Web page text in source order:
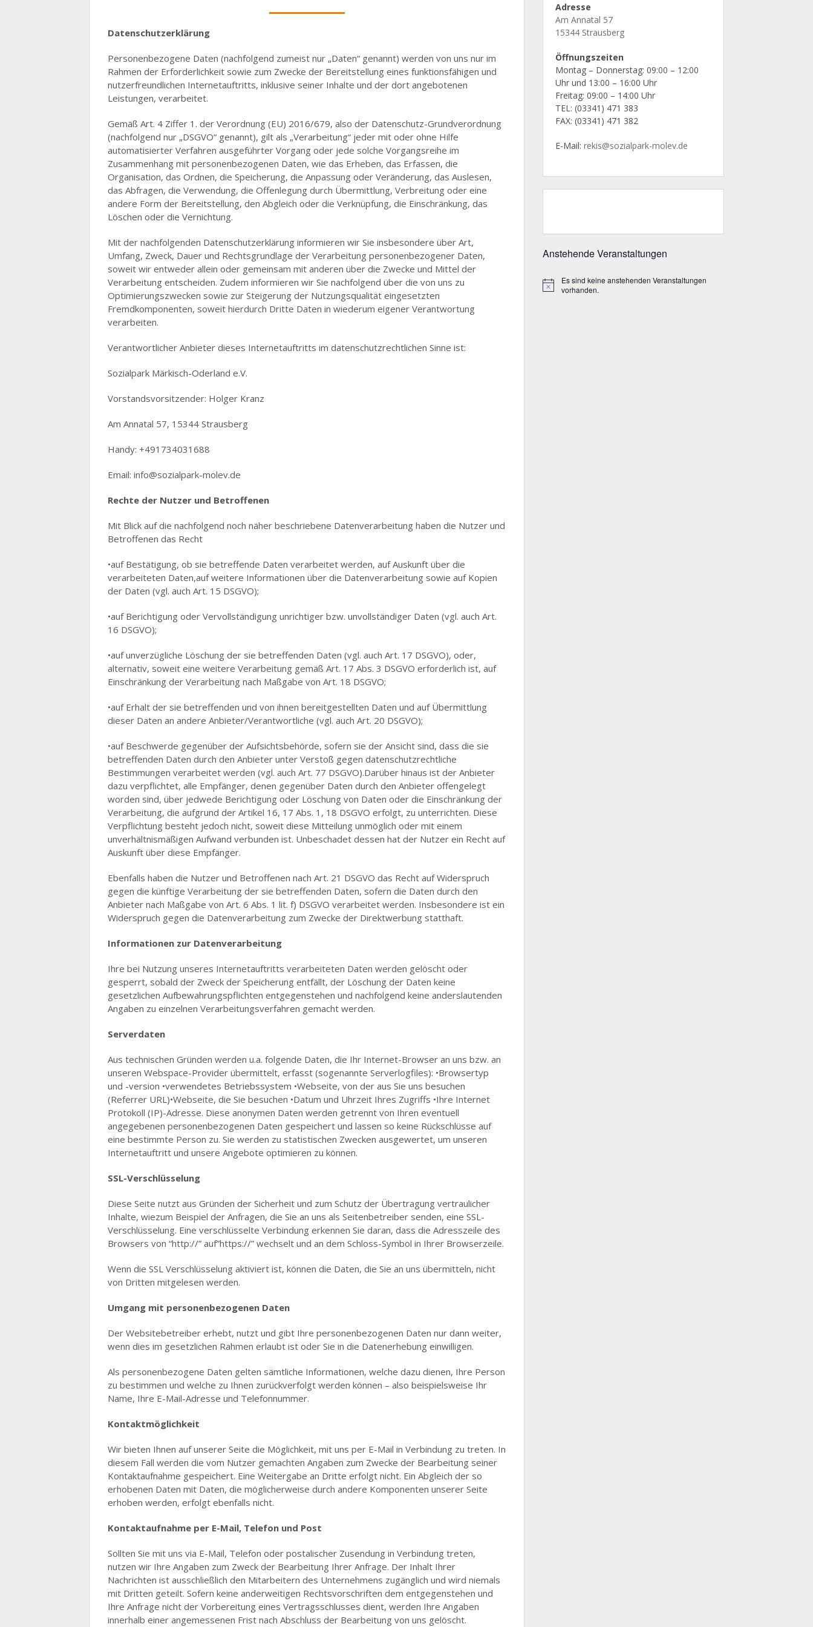
Datenschutzerklärung
Personenbezogene Daten (nachfolgend zumeist nur „Daten“ genannt) werden von uns nur im
Rahmen der Erforderlichkeit sowie zum Zwecke der Bereitstellung eines funktionsfähigen und
nutzerfreundlichen Internetauftritts, inklusive seiner Inhalte und der dort angebotenen
Leistungen, verarbeitet.
Gemäß Art. 4 Ziffer 1. der Verordnung (EU) 2016/679, also der Datenschutz-Grundverordnung
(nachfolgend nur „DSGVO“ genannt), gilt als „Verarbeitung“ jeder mit oder ohne Hilfe
automatisierter Verfahren ausgeführter Vorgang oder jede solche Vorgangsreihe im
Zusammenhang mit personenbezogenen Daten, wie das Erheben, das Erfassen, die
Organisation, das Ordnen, die Speicherung, die Anpassung oder Veränderung, das Auslesen,
das Abfragen, die Verwendung, die Offenlegung durch Übermittlung, Verbreitung oder eine
andere Form der Bereitstellung, den Abgleich oder die Verknüpfung, die Einschränkung, das
Löschen oder die Vernichtung.
Mit der nachfolgenden Datenschutzerklärung informieren wir Sie insbesondere über Art,
Umfang, Zweck, Dauer und Rechtsgrundlage der Verarbeitung personenbezogener Daten,
soweit wir entweder allein oder gemeinsam mit anderen über die Zwecke und Mittel der
Verarbeitung entscheiden. Zudem informieren wir Sie nachfolgend über die von uns zu
Optimierungszwecken sowie zur Steigerung der Nutzungsqualität eingesetzten
Fremdkomponenten, soweit hierdurch Dritte Daten in wiederum eigener Verantwortung
verarbeiten.
Verantwortlicher Anbieter dieses Internetauftritts im datenschutzrechtlichen Sinne ist:
Sozialpark Märkisch-Oderland e.V.
Vorstandsvorsitzender: Holger Kranz
Am Annatal 57, 15344 Strausberg
Handy: +491734031688
Email: info@sozialpark-molev.de
Rechte der Nutzer und Betroffenen
Mit Blick auf die nachfolgend noch näher beschriebene Datenverarbeitung haben die Nutzer und
Betroffenen das Recht
•auf Bestätigung, ob sie betreffende Daten verarbeitet werden, auf Auskunft über die
verarbeiteten Daten,auf weitere Informationen über die Datenverarbeitung sowie auf Kopien
der Daten (vgl. auch Art. 15 DSGVO);
•auf Berichtigung oder Vervollständigung unrichtiger bzw. unvollständiger Daten (vgl. auch Art.
16 DSGVO);
•auf unverzügliche Löschung der sie betreffenden Daten (vgl. auch Art. 17 DSGVO), oder,
alternativ, soweit eine weitere Verarbeitung gemäß Art. 17 Abs. 3 DSGVO erforderlich ist, auf
Einschränkung der Verarbeitung nach Maßgabe von Art. 18 DSGVO;
•auf Erhalt der sie betreffenden und von ihnen bereitgestellten Daten und auf Übermittlung
dieser Daten an andere Anbieter/Verantwortliche (vgl. auch Art. 20 DSGVO);
•auf Beschwerde gegenüber der Aufsichtsbehörde, sofern sie der Ansicht sind, dass die sie
betreffenden Daten durch den Anbieter unter Verstoß gegen datenschutzrechtliche
Bestimmungen verarbeitet werden (vgl. auch Art. 77 DSGVO).Darüber hinaus ist der Anbieter
dazu verpflichtet, alle Empfänger, denen gegenüber Daten durch den Anbieter offengelegt
worden sind, über jedwede Berichtigung oder Löschung von Daten oder die Einschränkung der
Verarbeitung, die aufgrund der Artikel 16, 17 Abs. 1, 18 DSGVO erfolgt, zu unterrichten. Diese
Verpflichtung besteht jedoch nicht, soweit diese Mitteilung unmöglich oder mit einem
unverhältnismäßigen Aufwand verbunden ist. Unbeschadet dessen hat der Nutzer ein Recht auf
Auskunft über diese Empfänger.
Ebenfalls haben die Nutzer und Betroffenen nach Art. 21 DSGVO das Recht auf Widerspruch
gegen die künftige Verarbeitung der sie betreffenden Daten, sofern die Daten durch den
Anbieter nach Maßgabe von Art. 6 Abs. 1 lit. f) DSGVO verarbeitet werden. Insbesondere ist ein
Widerspruch gegen die Datenverarbeitung zum Zwecke der Direktwerbung statthaft.
Informationen zur Datenverarbeitung
Ihre bei Nutzung unseres Internetauftritts verarbeiteten Daten werden gelöscht oder
gesperrt, sobald der Zweck der Speicherung entfällt, der Löschung der Daten keine
gesetzlichen Aufbewahrungspflichten entgegenstehen und nachfolgend keine anderslautenden
Angaben zu einzelnen Verarbeitungsverfahren gemacht werden.
Serverdaten
Aus technischen Gründen werden u.a. folgende Daten, die Ihr Internet-Browser an uns bzw. an
unseren Webspace-Provider übermittelt, erfasst (sogenannte Serverlogfiles): •Browsertyp
und -version •verwendetes Betriebssystem •Webseite, von der aus Sie uns besuchen
(Referrer URL)•Webseite, die Sie besuchen •Datum und Uhrzeit Ihres Zugriffs •Ihre Internet
Protokoll (IP)-Adresse. Diese anonymen Daten werden getrennt von Ihren eventuell
angegebenen personenbezogenen Daten gespeichert und lassen so keine Rückschlüsse auf
eine bestimmte Person zu. Sie werden zu statistischen Zwecken ausgewertet, um unseren
Internetauftritt und unsere Angebote optimieren zu können.
SSL-Verschlüsselung
Diese Seite nutzt aus Gründen der Sicherheit und zum Schutz der Übertragung vertraulicher
Inhalte, wiezum Beispiel der Anfragen, die Sie an uns als Seitenbetreiber senden, eine SSL-
Verschlüsselung. Eine verschlüsselte Verbindung erkennen Sie daran, dass die Adresszeile des
Browsers von “http://” auf”https://” wechselt und an dem Schloss-Symbol in Ihrer Browserzeile.
Wenn die SSL Verschlüsselung aktiviert ist, können die Daten, die Sie an uns übermitteln, nicht
von Dritten mitgelesen werden.
Umgang mit personenbezogenen Daten
Der Websitebetreiber erhebt, nutzt und gibt Ihre personenbezogenen Daten nur dann weiter,
wenn dies im gesetzlichen Rahmen erlaubt ist oder Sie in die Datenerhebung einwilligen.
Als personenbezogene Daten gelten sämtliche Informationen, welche dazu dienen, Ihre Person
zu bestimmen und welche zu Ihnen zurückverfolgt werden können – also beispielsweise Ihr
Name, Ihre E-Mail-Adresse und Telefonnummer.
Kontaktmöglichkeit
Wir bieten Ihnen auf unserer Seite die Möglichkeit, mit uns per E-Mail in Verbindung zu treten. In
diesem Fall werden die vom Nutzer gemachten Angaben zum Zwecke der Bearbeitung seiner
Kontaktaufnahme gespeichert. Eine Weitergabe an Dritte erfolgt nicht. Ein Abgleich der so
erhobenen Daten mit Daten, die möglicherweise durch andere Komponenten unserer Seite
erhoben werden, erfolgt ebenfalls nicht.
Kontaktaufnahme per E-Mail, Telefon und Post
Sollten Sie mit uns via E-Mail, Telefon oder postalischer Zusendung in Verbindung treten,
nutzen wir Ihre Angaben zum Zweck der Bearbeitung Ihrer Anfrage. Der Inhalt Ihrer
Nachrichten ist ausschließlich den Mitarbeitern des Unternehmens zugänglich und wird niemals
mit Dritten geteilt. Sofern keine anderweitigen Rechtsvorschriften dem entgegenstehen und
Ihre Anfrage nicht der Vorbereitung eines Vertragsschlusses dient, werden Ihre Angaben
innerhalb einer angemessenen Frist nach Abschluss der Bearbeitung von uns gelöscht.
Adresse
Am Annatal 57
15344 Strausberg
Öffnungszeiten
Montag – Donnerstag: 09:00 – 12:00
Uhr und 13:00 – 16:00 Uhr
Freitag: 09:00 – 14:00 Uhr
TEL: (03341) 471 383
FAX: (03341) 471 382
E-Mail: rekis@sozialpark-molev.de
Anstehende Veranstaltungen
Hinweis
Es sind keine anstehenden Veranstaltungen
vorhanden.